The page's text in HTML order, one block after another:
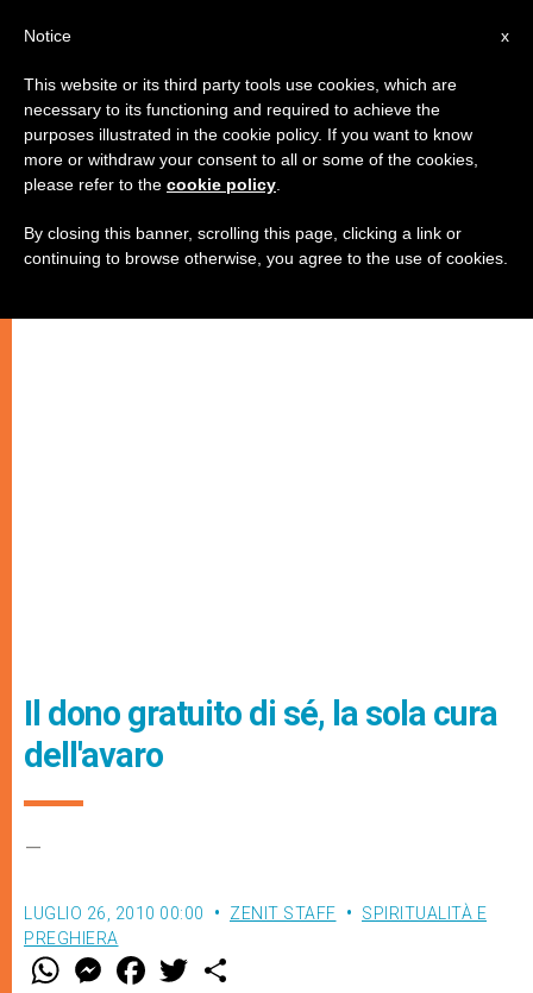
Il dono gratuito di sé, la sola cura
dell'avaro
–
LUGLIO 26, 2010 00:00 ZENIT STAFF
SPIRITUALITÀ E
PREGHIERA
W M
e
F
a w
x
Notice
This website or its third party tools use cookies, which are
necessary to its functioning and required to achieve the
purposes illustrated in the cookie policy. If you want to know
more or withdraw your consent to all or some of the cookies,
please refer to the cookie policy
By closing this banner, scrolling this page, clicking a link or
continuing to browse otherwise, you agree to the use of cookies.